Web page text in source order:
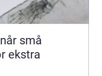
små
ekstra